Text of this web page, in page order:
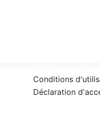
Conditions
Déclaration